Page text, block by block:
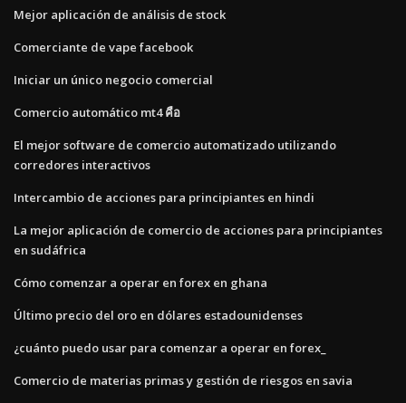
Mejor aplicación de análisis de stock
Comerciante de vape facebook
Iniciar un único negocio comercial
Comercio automático mt4 คือ
El mejor software de comercio automatizado utilizando
corredores interactivos
Intercambio de acciones para principiantes en hindi
La mejor aplicación de comercio de acciones para principiantes
en sudáfrica
Cómo comenzar a operar en forex en ghana
Último precio del oro en dólares estadounidenses
¿cuánto puedo usar para comenzar a operar en forex_
Comercio de materias primas y gestión de riesgos en savia